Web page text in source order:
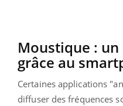
Moustique :
grâce au
Certaines applications
diffuser des fréquences